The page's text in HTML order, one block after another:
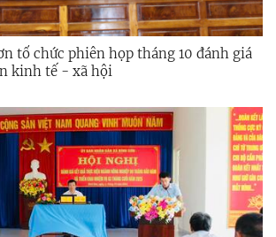
tổ chức phiên họp tháng 10 đánh giá
kinh tế - xã hội